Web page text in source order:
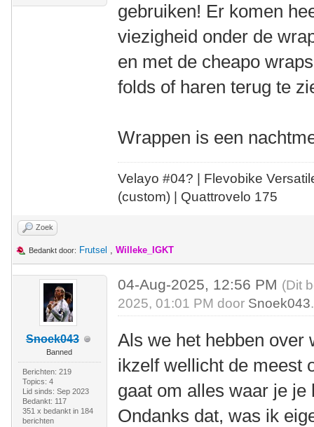
gebruiken! Er komen
viezigheid onder de
en met de cheapo
folds of haren terug te
Wrappen is een
Velayo #04? | Flevobike
(custom) | Quattrovelo 175
Zoek
Bedankt door: Frutsel , Willeke_IGKT
Snoek043
Banned
Berichten: 219
Topics: 4
Lid sinds: Sep 2023
Bedankt: 117
351 x bedankt in 184
berichten
04-Aug-2025, 12:56 PM (Dit
2025, 01:01 PM door Snoek043
Als we het hebben over
ikzelf wellicht de meest
gaat om alles waar je je
Ondanks dat, was ik